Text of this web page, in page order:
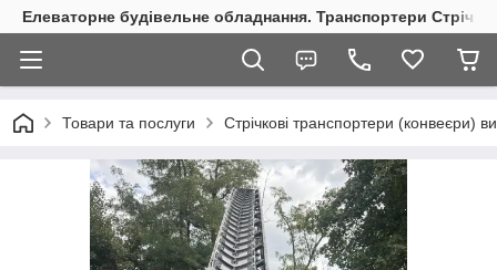
Елеваторне будівельне обладнання. Транспортери
Товари та послуги Стрічкові транспортери (конвеєри)